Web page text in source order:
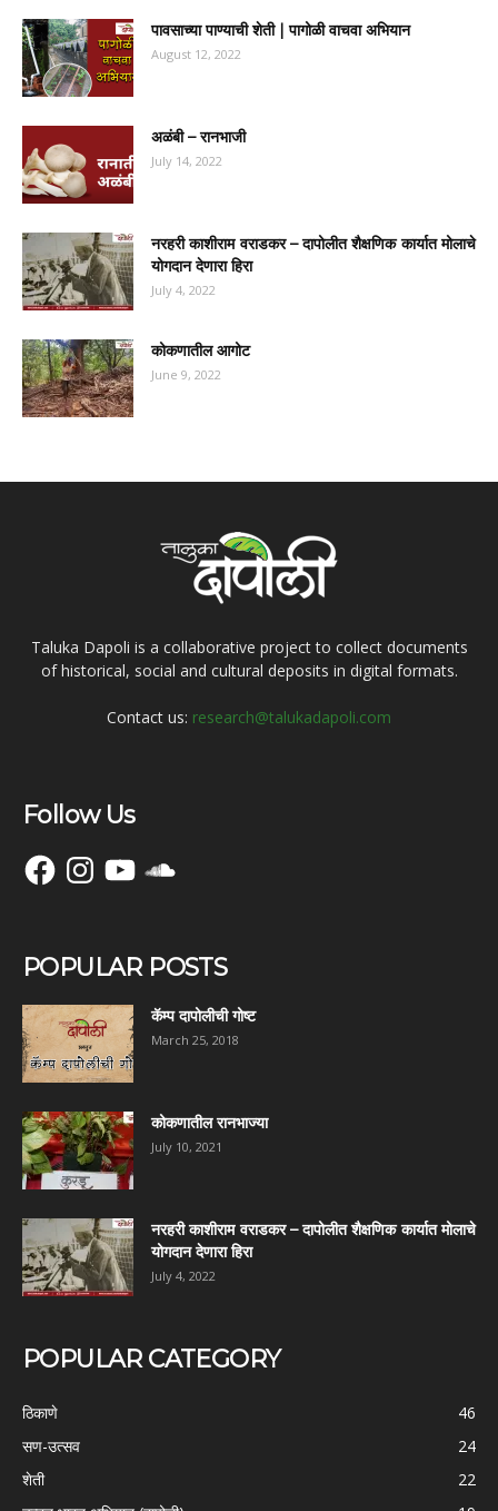
पावसाच्या पाण्याची शेती | पागोळी वाचवा अभियान
August 12, 2022
अळंबी – रानभाजी
July 14, 2022
नरहरी काशीराम वराडकर – दापोलीत शैक्षणिक कार्यात मोलाचे
योगदान देणारा हिरा
July 4, 2022
कोकणातील आगोट
June 9, 2022
Taluka Dapoli is a collaborative project to collect documents
of historical, social and cultural deposits in digital formats.
Contact us: research@talukadapoli.com
Follow Us
FacebookInstagramYouTubeSoundCloud
POPULAR POSTS
कॅम्प दापोलीची गोष्ट
March 25, 2018
कोकणातील रानभाज्या
July 10, 2021
नरहरी काशीराम वराडकर – दापोलीत शैक्षणिक कार्यात मोलाचे
योगदान देणारा हिरा
July 4, 2022
POPULAR CATEGORY
ठिकाणे
46
सण-उत्सव
24
शेती
22